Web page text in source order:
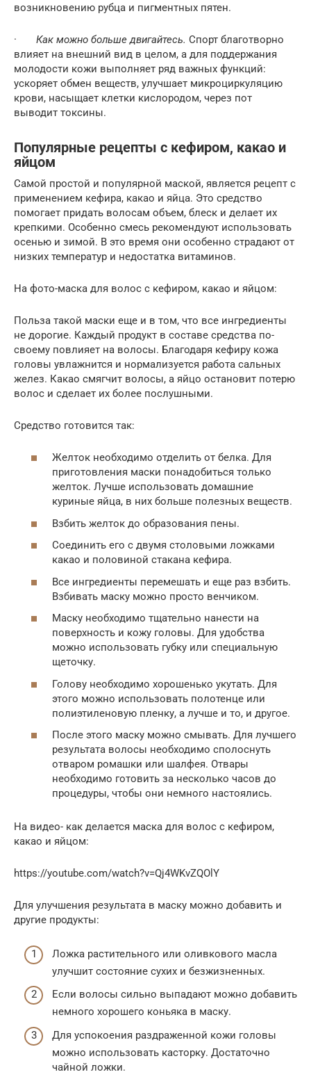
возникновению рубца и пигментных пятен.
· Как можно больше двигайтесь. Спорт благотворно
влияет на внешний вид в целом, а для поддержания
молодости кожи выполняет ряд важных функций:
ускоряет обмен веществ, улучшает микроциркуляцию
крови, насыщает клетки кислородом, через пот
выводит токсины.
Популярные рецепты с кефиром, какао и
яйцом
Самой простой и популярной маской, является рецепт с
применением кефира, какао и яйца. Это средство
помогает придать волосам объем, блеск и делает их
крепкими. Особенно смесь рекомендуют использовать
осенью и зимой. В это время они особенно страдают от
низких температур и недостатка витаминов.
На фото-маска для волос с кефиром, какао и яйцом:
Польза такой маски еще и в том, что все ингредиенты
не дорогие. Каждый продукт в составе средства по-
своему повлияет на волосы. Благодаря кефиру кожа
головы увлажнится и нормализуется работа сальных
желез. Какао смягчит волосы, а яйцо остановит потерю
волос и сделает их более послушными.
Средство готовится так:
Желток необходимо отделить от белка. Для
приготовления маски понадобиться только
желток. Лучше использовать домашние
куриные яйца, в них больше полезных веществ.
Взбить желток до образования пены.
Соединить его с двумя столовыми ложками
какао и половиной стакана кефира.
Все ингредиенты перемешать и еще раз взбить.
Взбивать маску можно просто венчиком.
Маску необходимо тщательно нанести на
поверхность и кожу головы. Для удобства
можно использовать губку или специальную
щеточку.
Голову необходимо хорошенько укутать. Для
этого можно использовать полотенце или
полиэтиленовую пленку, а лучше и то, и другое.
После этого маску можно смывать. Для лучшего
результата волосы необходимо сполоснуть
отваром ромашки или шалфея. Отвары
необходимо готовить за несколько часов до
процедуры, чтобы они немного настоялись.
На видео- как делается маска для волос с кефиром,
какао и яйцом:
https://youtube.com/watch?v=Qj4WKvZQOlY
Для улучшения результата в маску можно добавить и
другие продукты:
Ложка растительного или оливкового масла
улучшит состояние сухих и безжизненных.
Если волосы сильно выпадают можно добавить
немного хорошего коньяка в маску.
Для успокоения раздраженной кожи головы
можно использовать касторку. Достаточно
чайной ложки.